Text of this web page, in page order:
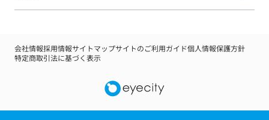
会社情報採用情報サイトマップサイトのご利用ガイド個人情報保護方針
特定商取引法に基づく表示